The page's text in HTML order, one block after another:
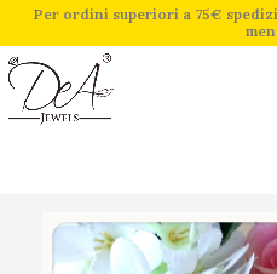
Per ordini superiori a 75€